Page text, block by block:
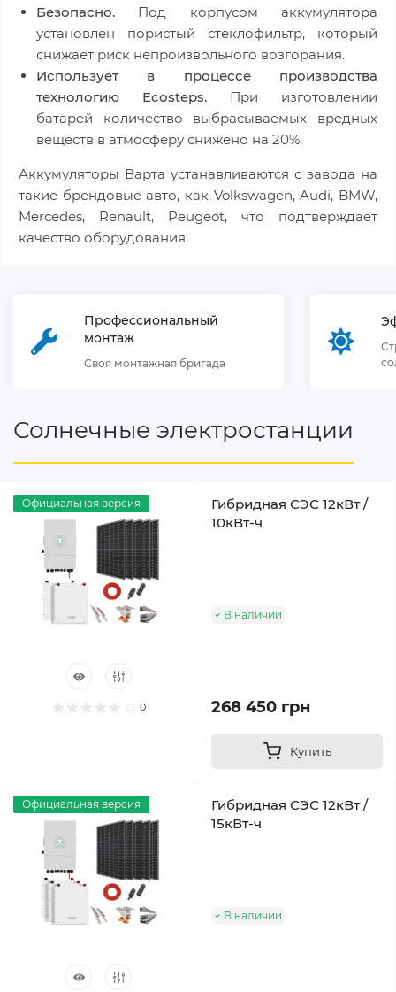
Безопасно. Под корпусом аккумулятора
установлен пористый стеклофильтр, который
снижает риск непроизвольного возгорания.
Использует в процессе производства
технологию Ecosteps. При изготовлении
батарей количество выбрасываемых вредных
веществ в атмосферу снижено на 20%.
Аккумуляторы Варта устанавливаются с завода на
такие брендовые авто, как Volkswagen, Audi, BMW,
Mercedes, Renault, Peugeot, что подтверждает
качество оборудования.
Профессиональный
монтаж
Своя монтажная бригада
Солнечные электростанции
Официальная версия
0
Гибридная СЭС 12кВт /
10кВт-ч
В наличии
268 450 грн
Купить
Официальная версия
Гибридная СЭС 12кВт /
15кВт-ч
В наличии